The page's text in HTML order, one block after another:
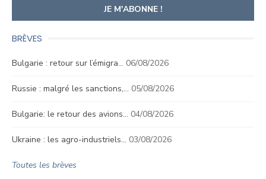
BRÈVES
Bulgarie : retour sur l’émigra… 06/08/2026
Russie : malgré les sanctions,… 05/08/2026
Bulgarie: le retour des avions… 04/08/2026
Ukraine : les agro-industriels… 03/08/2026
Toutes les brèves